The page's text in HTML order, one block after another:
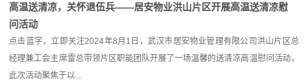
高温送清凉，关怀退伍兵——居安物业洪山片区开展高温送清凉慰
问活动
点击蓝字，立即关注2024年8月1日，武汉市居安物业管理有限公司洪山片区总
经理兼工会主席雷总带领片区职能团队开展了一场温馨的送清凉高温慰问活动，
此次活动聚焦于以...